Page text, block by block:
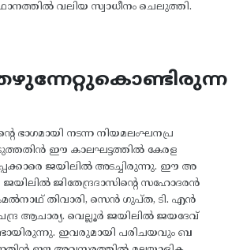
വലിയ സ്വാധീനം ചെലുത്തി.
ഭാഗമായി നടന്ന നിയമലംഘനപ്ര
ഈ കാലഘട്ടത്തിൽ കേരള
ജയിലിൽ അടച്ചിരുന്നു. ഈ അ
ജിതേന്ദ്രദാസിന്റെ സഹോദരൻ
തിവാരി, സെൻ ഗുപ്ത, ടി. എൻ
ആചാര്യ. വെല്ലൂർ ജയിലിൽ ജയദേവ്
ഇവരുമായി പരിചയവും ബ